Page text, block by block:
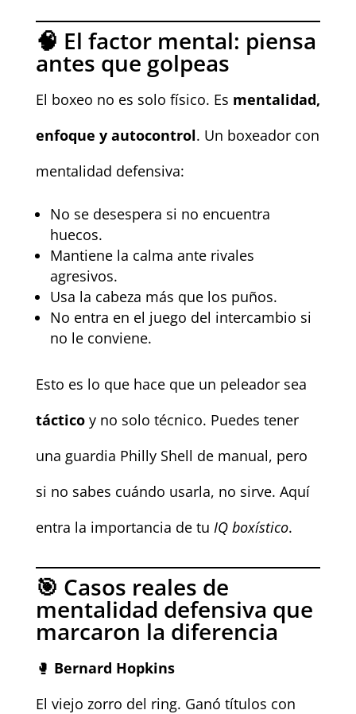
🧠 El factor mental: piensa
antes que golpeas
El boxeo no es solo físico. Es mentalidad,
enfoque y autocontrol. Un boxeador con
mentalidad defensiva:
No se desespera si no encuentra
huecos.
Mantiene la calma ante rivales
agresivos.
Usa la cabeza más que los puños.
No entra en el juego del intercambio si
no le conviene.
Esto es lo que hace que un peleador sea
tácticoy no solo técnico. Puedes tener
una guardia Philly Shell de manual, pero
si no sabes cuándo usarla, no sirve. Aquí
entra la importancia de tu IQ boxístico.
🎯 Casos reales de
mentalidad defensiva que
marcaron la diferencia
🥊 Bernard Hopkins
El viejo zorro del ring. Ganó títulos con